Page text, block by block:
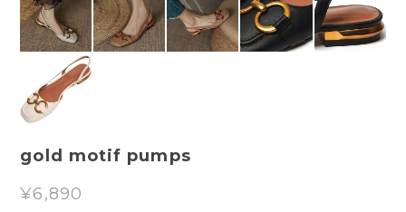
gold motif pumps
¥6,890